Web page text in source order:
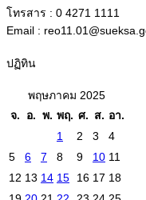
โทรสาร : 0 4271 1111
Email :
ปฏิทิน
พฤษภาคม 2025
จ.
อ. พ. พฤ. ศ. ส. อา.
1
2 3
4
5
6 7 8 9 10 11
12 13 14 15 16 17 18